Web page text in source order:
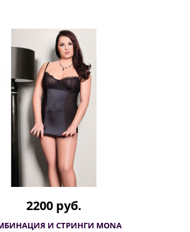
2200 руб.
И СТРИНГИ MONA